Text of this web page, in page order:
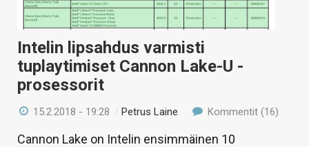
VAIHDA TEEMA
HAKU
Intelin lipsahdus varmisti
tuplaytimiset Cannon Lake-U -
prosessorit
15.2.2018 - 19:28 /Petrus Laine Kommentit (16)
Cannon Lake on Intelin ensimmäinen 10